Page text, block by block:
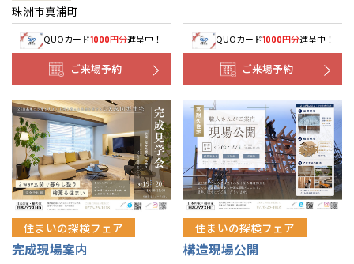
珠洲市真浦町
QUOカード1000円分進呈中！
ご来場予約
QUOカード1000円分進呈中！
ご来場予約
住まいの探検フェア
完成現場案内
住まいの探検フェア
構造現場公開